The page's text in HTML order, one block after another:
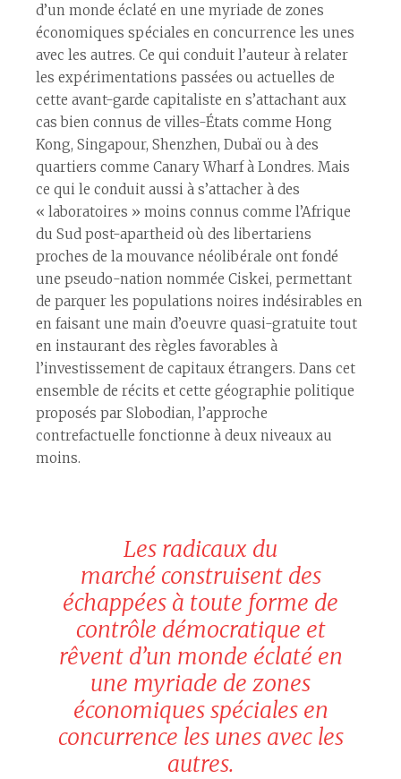
d’un monde éclaté en une myriade de zones
économiques spéciales en concurrence les unes
avec les autres. Ce qui conduit l’auteur à relater
les expérimentations passées ou actuelles de
cette avant-garde capitaliste en s’attachant aux
cas bien connus de villes-États comme Hong
Kong, Singapour, Shenzhen, Dubaï ou à des
quartiers comme Canary Wharf à Londres. Mais
ce qui le conduit aussi à s’attacher à des
« laboratoires » moins connus comme l’Afrique
du Sud post-apartheid où des libertariens
proches de la mouvance néolibérale ont fondé
une pseudo-nation nommée Ciskei, permettant
de parquer les populations noires indésirables en
en faisant une main d’oeuvre quasi-gratuite tout
en instaurant des règles favorables à
l’investissement de capitaux étrangers. Dans cet
ensemble de récits et cette géographie politique
proposés par Slobodian, l’approche
contrefactuelle fonctionne à deux niveaux au
moins.
Les radicaux du
marché construisent des
échappées à toute forme de
contrôle démocratique et
rêvent d’un monde éclaté en
une myriade de zones
économiques spéciales en
concurrence les unes avec les
autres.